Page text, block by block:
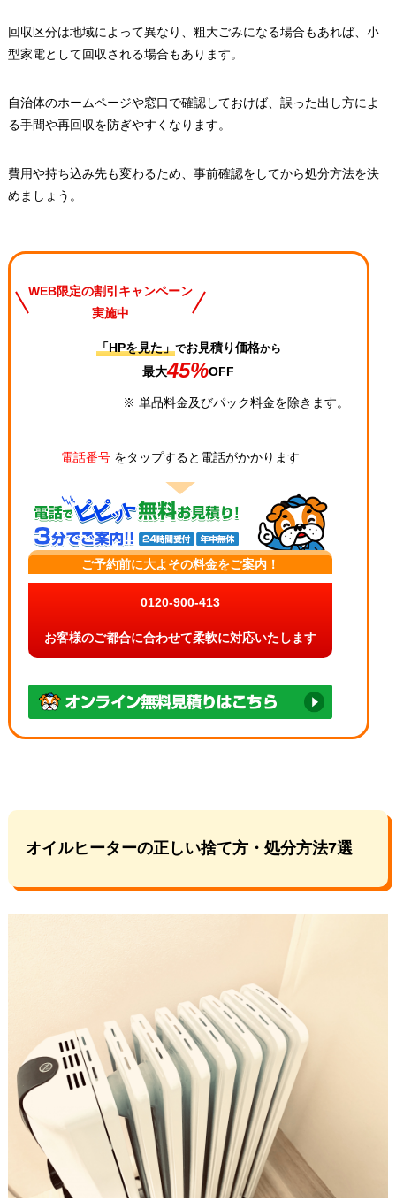
回収区分は地域によって異なり、粗大ごみになる場合もあれば、小
型家電として回収される場合もあります。
自治体のホームページや窓口で確認しておけば、誤った出し方によ
る手間や再回収を防ぎやすくなります。
費用や持ち込み先も変わるため、事前確認をしてから処分方法を決
めましょう。
WEB限定の割引キャンペーン
実施中
「HPを見た」 でお見積り価格から
最大45%OFF
※ 単品料金及びパック料金を除きます。
電話番号 をタップすると電話がかかります
ご予約前に大よその料金をご案内！
0120-900-413
お客様のご都合に合わせて柔軟に対応いたします
オイルヒーターの正しい捨て方・処分方法7選